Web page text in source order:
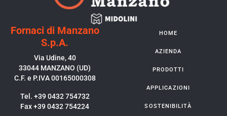
Fornaci di Manzano
S.p.A.
Via Udine, 40
33044 MANZANO (UD)
C.F. e P.IVA 00165000308
Tel. +39 0432 754732
Fax +39 0432 754224
HOME
AZIENDA
PRODOTTI
APPLICAZIONI
SOSTENIBILITÀ